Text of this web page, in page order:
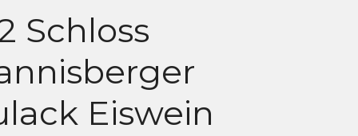
Schloss
Eiswein